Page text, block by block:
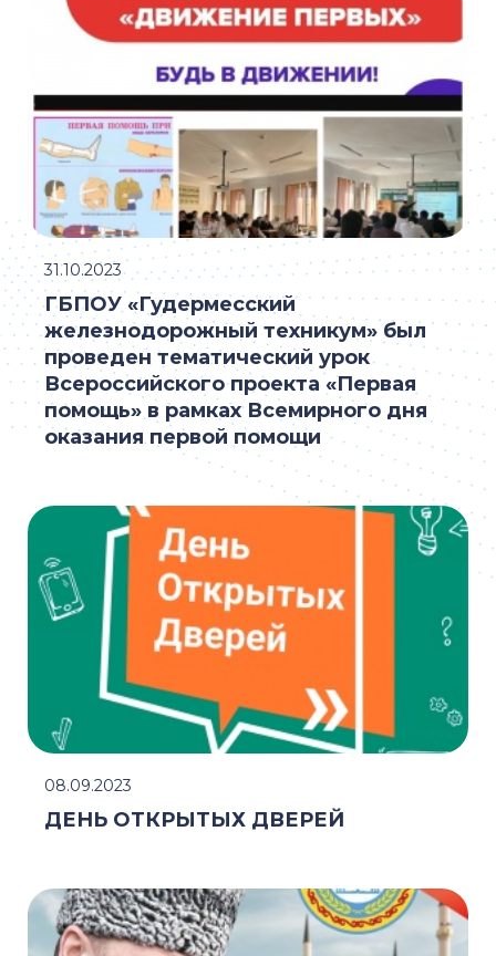
ГБПОУ «Гудермесский
железнодорожный техникум» был
проведен тематический урок
Всероссийского проекта «Первая
помощь» в рамках Всемирного дня
оказания первой помощи
31.10.2023
ДЕНЬ ОТКРЫТЫХ ДВЕРЕЙ
08.09.2023